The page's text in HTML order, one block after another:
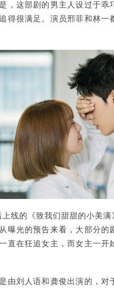
，这部剧的男主人设过于
得很满足。演员邢菲和林
线的《致我们甜甜的小美
曝光的预告来看，大部分
直在狂追女主，而女主一
由刘人语和龚俊出演的，